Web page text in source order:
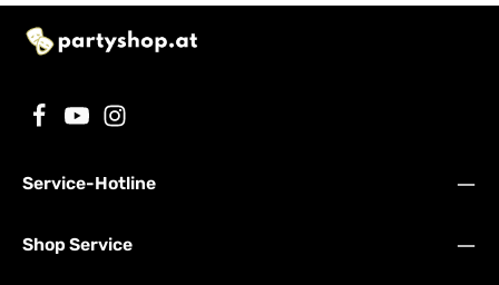
Service-Hotline
Shop Service